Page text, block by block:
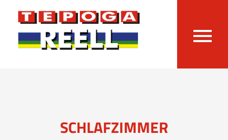
SCHLAFZIMMER